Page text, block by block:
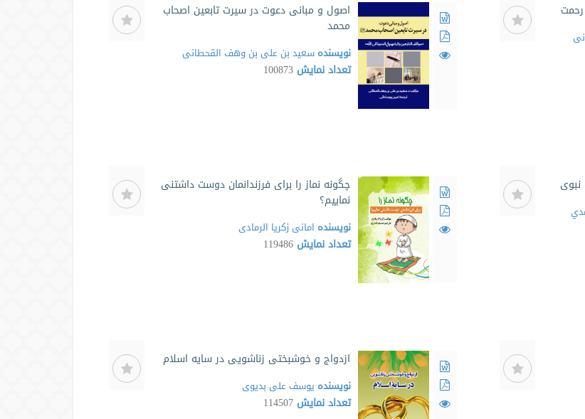
اصول و مبانی دعوت در سیرت تابعین اصحاب
محمد
نویسنده سعید بن علی بن وهف القحطانی
تعداد نمایش 100873
چگونه نماز را برای فرزندانمان دوست داشتنی
نماییم؟
نویسنده امانی زکریا الرمادی
تعداد نمایش 119486
ازدواج و خوشبختی زناشویی در سایه اسلام
نویسنده یوسف علی بدیوی
تعداد نمایش 114507